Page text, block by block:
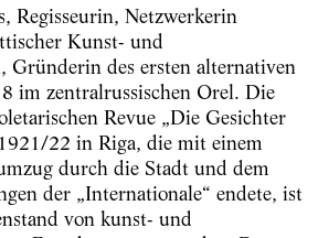
Regisseurin, Netzwerkerin
Kunst- und
Gründerin des ersten alternativen
im zentralrussischen Orel. Die
Revue „Die Gesichter
22 in Riga, die mit einem
durch die Stadt und dem
der „Internationale“ endete, ist
von kunst- und